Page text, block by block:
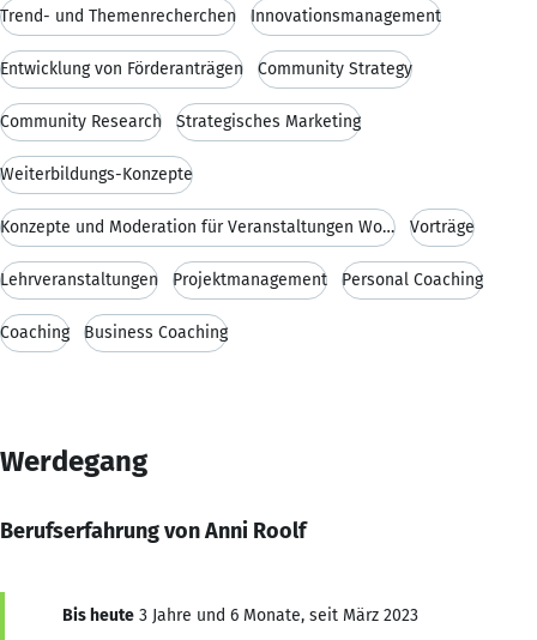
Trend- und Themenrecherchen Innovationsmanagement
Entwicklung von Förderanträgen Community Strategy
Community Research Strategisches Marketing
Weiterbildungs-Konzepte
Konzepte und Moderation für Veranstaltungen Works Vorträge
Lehrveranstaltungen Projektmanagement Personal Coaching
Coaching Business Coaching
Werdegang
Berufserfahrung von Anni Roolf
Bis heute 3 Jahre und 6 Monate, seit März 2023